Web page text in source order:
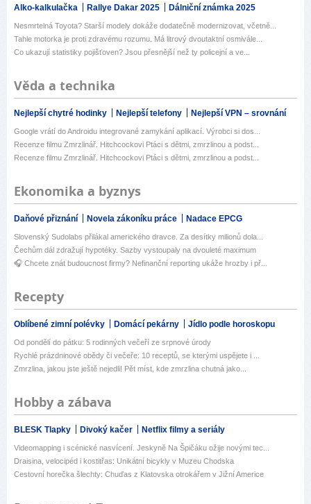
Alko-kalkulačka Rallye Dakar 2025 Dálniční známka 2025
Nesmrtelná Toyota? Starší modely dokáže dodatečně modernizovat, včetně...
Tahle motorka je proti zdravému rozumu. Má litrový dvoutaktní osmivále...
Co ukazují statistiky pojišťoven? Jsou přesnější než ty policejní a ve...
Věda a technika
Nejlepší chytré hodinky Nejlepší telefony Nejlepší VPN – srovnání
Google vrátí do Androidu integrované zamykání aplikací. Výrobci si dos...
Recenze filmu Zmrzlinář. Hitchcockovi Ptáci s dětmi, zmrzlinou a podst...
Recenze filmu Zmrzlinář. Hitchcockovi Ptáci s dětmi, zmrzlinou a podst...
Ekonomika a byznys
Daňové přiznání Novela zákoníku práce Nadace EPCG
Slovenský Sudolabs přilákal amerického dravce. Za desítky milionů dola...
Čechům dál zdražují hypotéky. Sazby vystoupaly na dvouleté maximum
🎧 Chcete znát budoucnost firmy? Nefinanční reporting ukáže hrozby i př...
Recepty
Oblíbené zimní polévky Domácí pekárny Jídlo podle horoskopu
Od pondělí do pátku: 5 rodinných večeří ze srpnové úrody
Rychlé prázdninové obědy či večeře: 10 receptů, se kterými uspějete i ...
Zmrzlina, jakou jste ještě nejedli! Pět míst, kde zmrzlina chutná jako...
Hobby a zábava
BLESK Tlapky Divoký kačer Netflix filmy a seriály
Videomapping i scénické nasvícení. Jeskyně Na Špičáku ožije novými tec...
Draisina, velocipéd i kostitřas: Unikátní bicykly v Muzeu Chodska
Cestovní horečka šlechty: Chuďas z Klatovska otrokářem v Jižní Americe